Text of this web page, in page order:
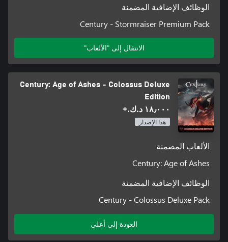
الوظائف الإضافية المضمنة
Century - Stormraiser Premium Pack
الانتقال إلى "الألعاب"
Century: Age of Ashes - Colossus Deluxe
Edition
١٨٫٠٠٠ د.ك.‏+
هذا الإصدار
الألعاب المضمنة
Century: Age of Ashes
الوظائف الإضافية المضمنة
Century - Colossus Deluxe Pack
العودة إلى أعلى